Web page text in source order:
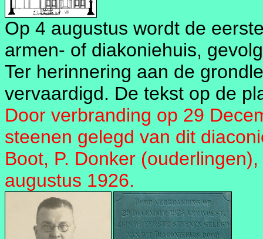
Op 4 augustus wordt de
armen- of diakoniehuis,
Ter herinnering aan de
vervaardigd. De tekst op de
Door verbranding op 29
steenen gelegd van dit
Boot, P. Donker
augustus 1926.